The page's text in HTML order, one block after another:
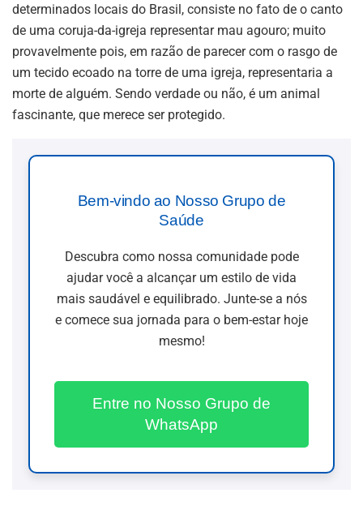
determinados locais do Brasil, consiste no fato de o canto
de uma coruja-da-igreja representar mau agouro; muito
provavelmente pois, em razão de parecer com o rasgo de
um tecido ecoado na torre de uma igreja, representaria a
morte de alguém. Sendo verdade ou não, é um animal
fascinante, que merece ser protegido.
Bem-vindo ao Nosso Grupo de
Saúde
Descubra como nossa comunidade pode
ajudar você a alcançar um estilo de vida
mais saudável e equilibrado. Junte-se a nós
e comece sua jornada para o bem-estar hoje
mesmo!
Entre no Nosso Grupo de
WhatsApp